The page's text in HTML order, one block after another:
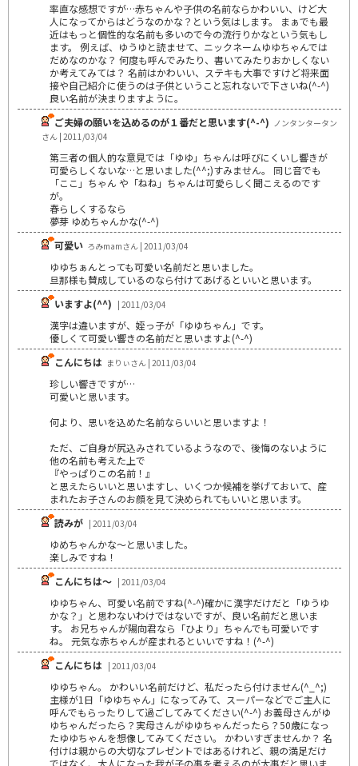
率直な感想ですが…赤ちゃんや子供の名前ならかわいい、けど大
人になってからはどうなのかな？という気はします。 まぁでも最
近はもっと個性的な名前も多いので今の流行りかなという気もし
ます。 例えば、ゆうゆと読ませて、ニックネームゆゆちゃんでは
だめなのかな？ 何度も呼んでみたり、書いてみたりおかしくない
か考えてみては？ 名前はかわいい、ステキも大事ですけど将来面
接や自己紹介に使うのは子供ということ忘れないで下さいね(^-^)
良い名前が決まりますように。
ご夫婦の願いを込めるのが１番だと思います(^-^) ノンタンタータン
さん | 2011/03/04
第三者の個人的な意見では「ゆゆ」ちゃんは呼びにくいし響きが
可愛らしくないな…と思いました(^^;)すみません。 同じ音でも
「ここ」ちゃん や「ねね」ちゃんは可愛らしく聞こえるのです
が。
春らしくするなら
夢芽 ゆめちゃんかな(^-^)
可愛い ろみmamさん | 2011/03/04
ゆゆちぁんとっても可愛い名前だと思いました。
旦那様も賛成しているのなら付けてあげるといいと思います。
いますよ(^^) | 2011/03/04
漢字は違いますが、姪っ子が「ゆゆちゃん」です。
優しくて可愛い響きの名前だと思いますよ(^-^)
こんにちは まりぃさん | 2011/03/04
珍しい響きですが…
可愛いと思います。
何より、思いを込めた名前ならいいと思いますよ！
ただ、ご自身が尻込みされているようなので、後悔のないように
他の名前も考えた上で
『やっぱりこの名前！』
と思えたらいいと思いますし、いくつか候補を挙げておいて、産
まれたお子さんのお顔を見て決められてもいいと思います。
読みが | 2011/03/04
ゆめちゃんかな～と思いました。
楽しみですね！
こんにちは～ | 2011/03/04
ゆゆちゃん、可愛い名前ですね(^-^)確かに漢字だけだと「ゆうゆ
かな？」と思わないわけではないですが、良い名前だと思いま
す。 お兄ちゃんが陽向君なら「ひより」ちゃんでも可愛いです
ね。 元気な赤ちゃんが産まれるといいですね！(^-^)
こんにちは | 2011/03/04
ゆゆちゃん。 かわいい名前だけど、私だったら付けません(^_^;)
主様が1日「ゆゆちゃん」になってみて、スーパーなどでご主人に
呼んでもらったりして過ごしてみてください(^-^) お義母さんがゆ
ゆちゃんだったら？実母さんがゆゆちゃんだったら？50歳になっ
たゆゆちゃんを想像してみてください。 かわいすぎませんか？ 名
付けは親からの大切なプレゼントではあるけれど、親の満足だけ
ではなく、大人になった我が子の事を考えるのが大事だと思いま